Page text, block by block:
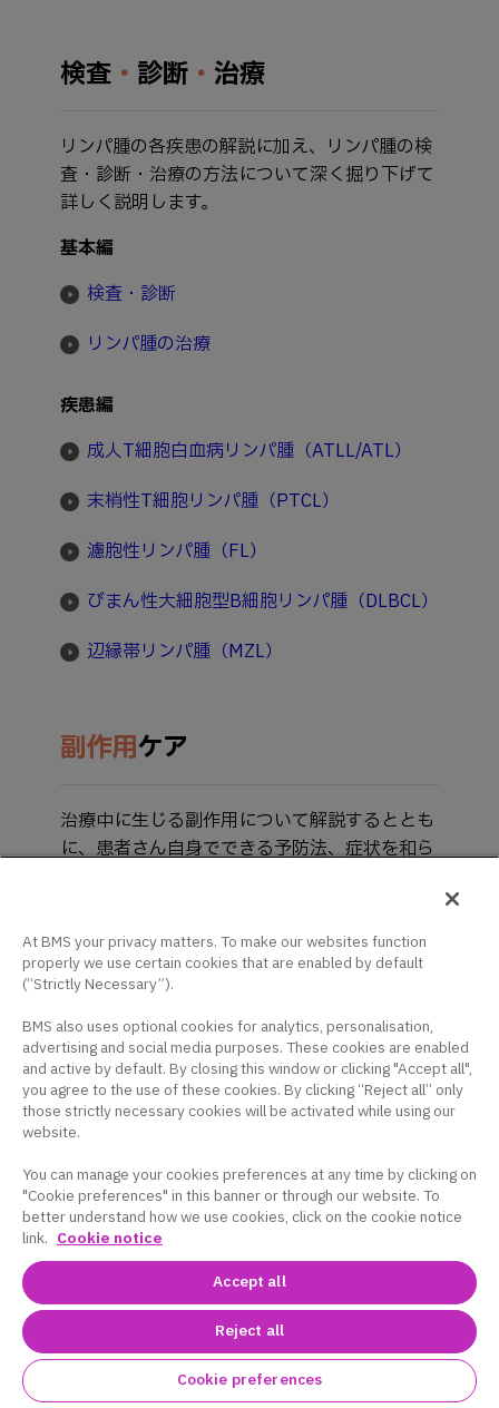
検査 ・ 診断 ・ 治療
リンパ腫の各疾患の解説に加え、リンパ腫の検
査・診断・治療の方法について深く掘り下げて
詳しく説明します。
基本編
検査・診断
リンパ腫の治療
疾患編
成人T細胞白血病リンパ腫（ATLL/ATL）
末梢性T細胞リンパ腫（PTCL）
濾胞性リンパ腫（FL）
びまん性大細胞型B細胞リンパ腫（DLBCL）
辺縁帯リンパ腫（MZL）
副作用ケア
治療中に生じる副作用について解説するととも
に、患者さん自身でできる予防法、症状を和ら
吐きそう -吐き気・嘔吐-
風邪をひいたような感じがする -感染症-
皮膚にぶつぶつや赤みができた -皮膚障害-
口が乾く -口腔乾燥症-
食べ物がしみる -口内炎-
手足がしびれる -末梢神経障害-
おなかの調子が悪い -下痢・便秘-
髪の毛が抜ける -脱毛-
めまい -貧血-
At BMS your privacy matters. To make our websites function
properly we use certain cookies that are enabled by default
(“Strictly Necessary”).
BMS also uses optional cookies for analytics, personalisation,
advertising and social media purposes. These cookies are enabled
and active by default. By closing this window or clicking "Accept all",
you agree to the use of these cookies. By clicking “Reject all” only
those strictly necessary cookies will be activated while using our
website.
You can manage your cookies preferences at any time by clicking on
"Cookie preferences" in this banner or through our website. To
better understand how we use cookies, click on the cookie notice
link. Cookie notice
Accept all
Reject all
Cookie preferences